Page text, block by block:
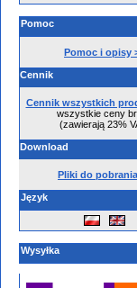
Pomoc
Pomoc i opisy
Cennik
Cennik wszystkich
wszystkie ceny
(zawierają 23%
Download
Pliki do
Język
Wysyłka